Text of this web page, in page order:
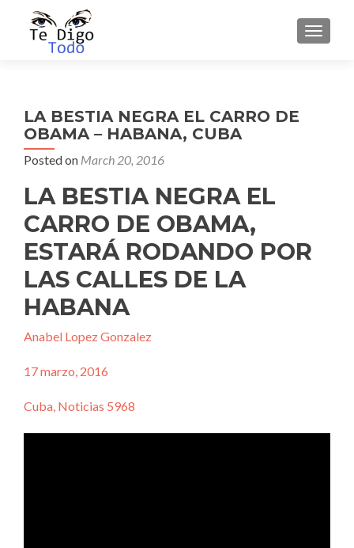
LA BESTIA NEGRA EL CARRO DE
OBAMA – HABANA, CUBA
Posted on March 20, 2016
LA BESTIA NEGRA EL
CARRO DE OBAMA,
ESTARÁ RODANDO POR
LAS CALLES DE LA
HABANA
Anabel Lopez Gonzalez
17 marzo, 2016
Cuba, Noticias 5968